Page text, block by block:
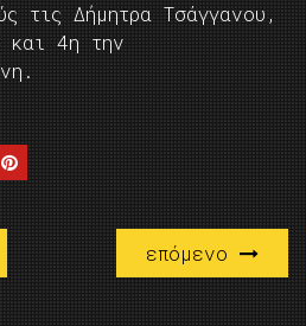
τις Δήμητρα Τσάγγανου,
και 4η την
επόμενο